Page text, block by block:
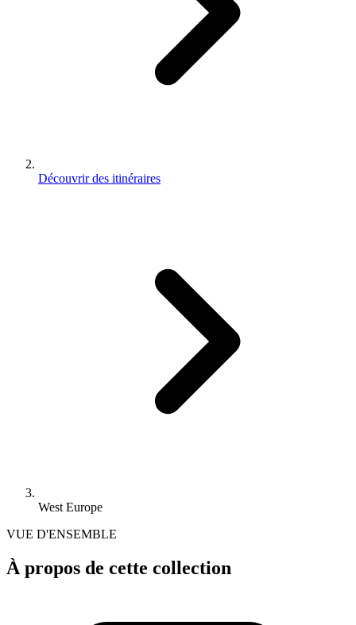
Découvrir des itinéraires
West Europe
VUE D'ENSEMBLE
À propos de cette collection